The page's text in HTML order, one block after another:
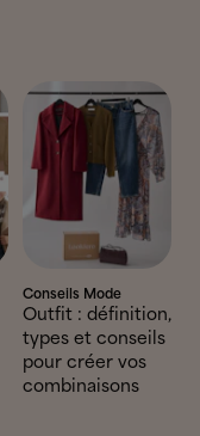
Conseils Mode
Outfit : définition,
types et conseils
pour créer vos
combinaisons